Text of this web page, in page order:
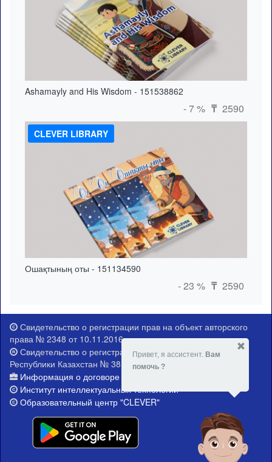
Ashamayly and His Wisdom - 151538862
- 7 % ₸ 2590
CLEVER LIBRARY
Ошақтының оты - 151134590
- 23 % ₸ 2590
Свидетельство о регистрации прав на объект авторского
права № 2348 от 10.11.2016 г.
Свидетельство о регистрации Министерства юстиции
Республики Казахстан № 381-Е от 21.02.2015 г.
Информация о договоре публичной оферты
Институт интеллектуальных технологий
Образовательный центр "CLEVER"
Привет, я ассистент. Вам
помочь ?